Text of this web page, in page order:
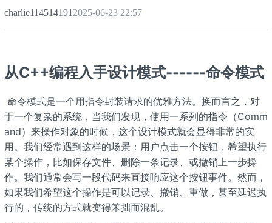
charlie114514191 2025-06-23 22:57
从C++编程入手设计模式------命令模式
​ 命令模式是一个用指令封装请求的优雅方法。换而言之，对
于一个复杂的系统，当我们发现，使用一系列的指令（Comm
and）来操作对象的时候，这个设计模式就会显得非常的实
用。我们经常遇到这样的场景：用户点击一个按钮，希望执行
某个操作，比如保存文件、删除一条记录、或撤销上一步操
作。我们通常会写一段代码来直接响应这个按钮事件。然而，
如果我们希望这个操作是可以记录、撤销、重做，甚至延迟执
行的，传统的方式就变得笨拙而混乱。